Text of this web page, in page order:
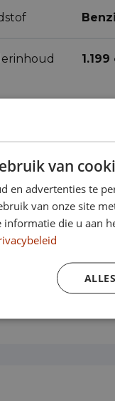
1.199
(58)
passagier
van
en advertenties te
van onze site
die u aan